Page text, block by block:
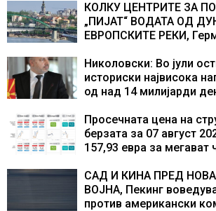
учесниците во
доживуваа овој настан
текот на историјата
КОЛКУ ЦЕНТРИТЕ ЗА
„ПИЈАТ“ ВОДАТА ОД
ЕВРОПСКИТЕ РЕКИ,
центри за податоци
Николовски: Во јули
историски највисока
од над 14 милијарди
резултати
Просечната цена на
берзата за 07 август
157,93 евра за
САД И КИНА ПРЕД
ВОЈНА, Пекинг
против американски